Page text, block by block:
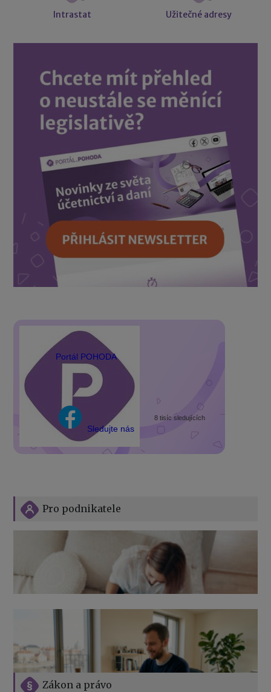
Intrastat Užitečné adresy
Portál POHODA
Sledujte nás
8 tisíc sledujících
Zákon a právo
Pro podnikatele